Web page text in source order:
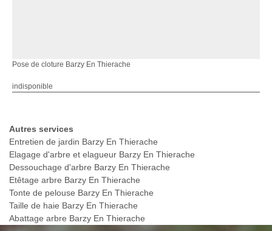
Pose de cloture Barzy En Thierache
indisponible
Autres services
Entretien de jardin Barzy En Thierache
Elagage d'arbre et elagueur Barzy En Thierache
Dessouchage d'arbre Barzy En Thierache
Etêtage arbre Barzy En Thierache
Tonte de pelouse Barzy En Thierache
Taille de haie Barzy En Thierache
Abattage arbre Barzy En Thierache